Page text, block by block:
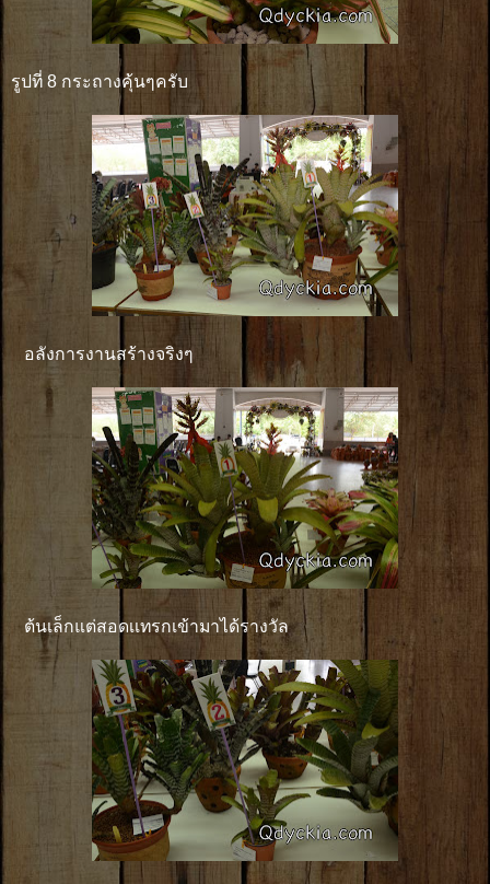
รูปที่ 8 กระถางคุ้นๆครับ
อลังการงานสร้างจริงๆ
ต้นเล็กแต่สอดเเทรกเข้ามาได้รางวัล